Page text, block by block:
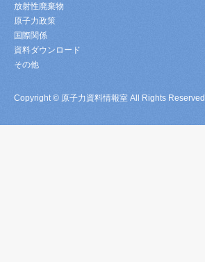
放射性廃棄物
原子力政策
国際関係
資料ダウンロード
その他
Copyright © 原子力資料情報室 All Rights Reserved.